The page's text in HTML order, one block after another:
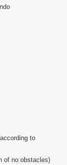
to
of no obstacles)